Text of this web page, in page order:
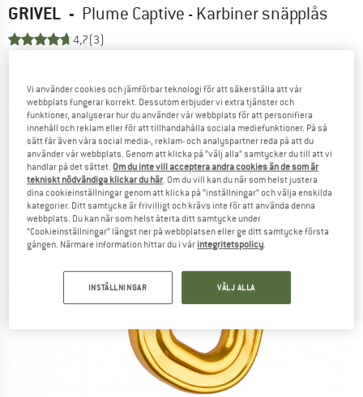
GRIVEL - Plume Captive - Karbiner snäpplås
4,7(3)
Vi använder cookies och jämförbar teknologi för att säkerställa att vår
webbplats fungerar korrekt. Dessutom erbjuder vi extra tjänster och
funktioner, analyserar hur du använder vår webbplats för att personifiera
innehåll och reklam eller för att tillhandahålla sociala mediefunktioner. På så
sätt får även våra social media-, reklam- och analyspartner reda på att du
använder vår webbplats. Genom att klicka på ”välj alla” samtycker du till att vi
handlar på det sättet. Om du inte vill acceptera andra cookies än de som är
tekniskt nödvändiga klickar du här. Om du vill kan du när som helst justera
dina cookieinställningar genom att klicka på ”inställningar” och välja enskilda
kategorier. Ditt samtycke är frivilligt och krävs inte för att använda denna
webbplats. Du kan när som helst återta ditt samtycke under
”Cookieinställningar” längst ner på webbplatsen eller ge ditt samtycke första
gången. Närmare information hittar du i vår integritetspolicy.
INSTÄLLNINGAR VÄLJ ALLA